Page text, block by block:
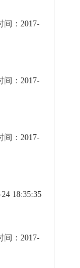
间：2017-
间：2017-
间：2017-
18:35:35
间：2017-